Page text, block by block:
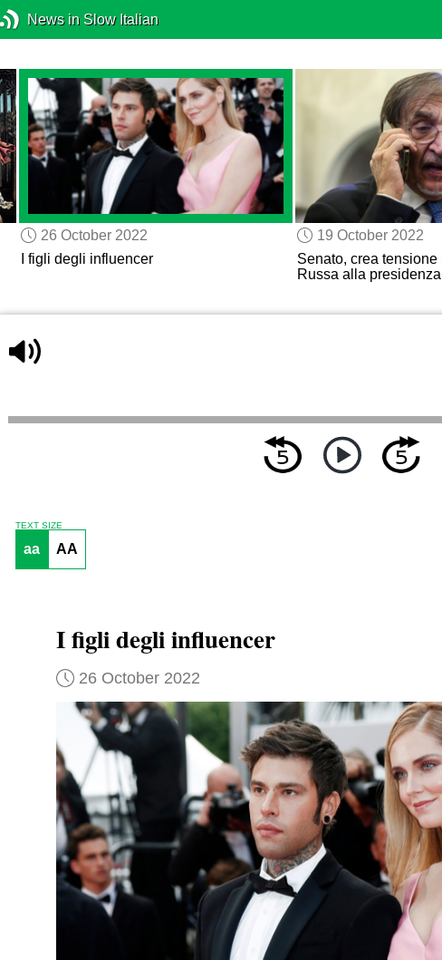
News in Slow Italian
26 October 2022
I figli degli influencer
19 October 2022
Senato, crea tensione
Russa alla presidenza
TEXT SIZE
aa AA
I figli degli influencer
26 October 2022